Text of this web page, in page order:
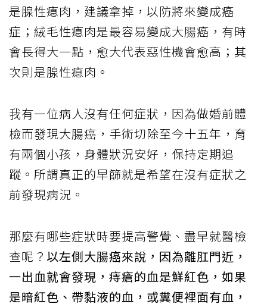
是腺性瘜肉，建議拿掉，以防將來變成癌
症；絨毛性瘜肉是最容易變成大腸癌，有時
會長得大一點，愈大代表惡性機會愈高；其
次則是腺性瘜肉。
我有一位病人沒有任何症狀，因為做婚前體
檢而發現大腸癌，手術切除至今十五年，育
有兩個小孩，身體狀況安好，保持定期追
蹤。所謂真正的早篩就是希望在沒有症狀之
前發現病況。
那麼有哪些症狀時要提高警覺、盡早就醫檢
查呢？ 以左側大腸癌來說，因為離肛門近，
一出血就會發現，痔瘡的血是鮮紅色，如果
是暗紅色、帶黏液的血，或糞便裡面有血，